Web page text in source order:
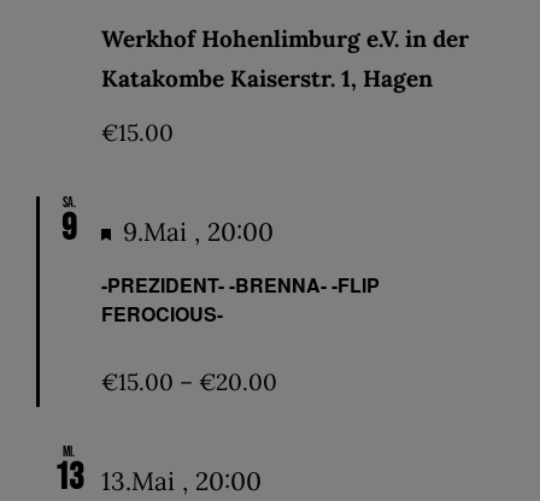
Werkhof Hohenlimburg e.V. in der
Katakombe Kaiserstr. 1, Hagen
€15.00
Sa.
9
-PREZIDENT- -BRENNA- -FLIP
FEROCIOUS-
Hervorgehoben
9.Mai , 20:00
€15.00 – €20.00
Mi.
13 13.Mai , 20:00